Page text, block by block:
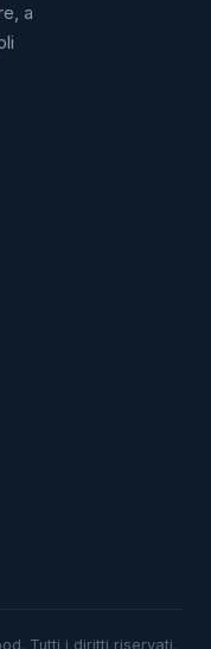
a
Tutti i diritti riservati.